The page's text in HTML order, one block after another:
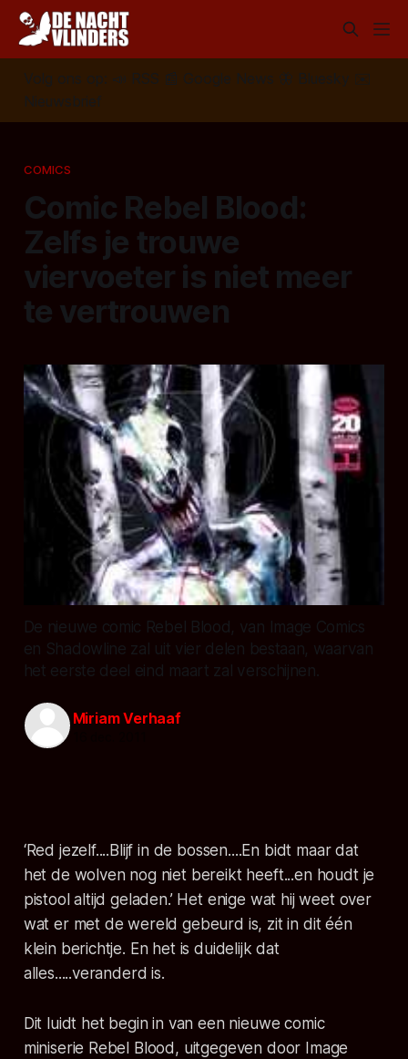
Volg ons op: 📣 RSS 📰 Google News 🦋 Bluesky
✉️
Nieuwsbrief
COMICS
Comic Rebel Blood:
Zelfs je trouwe
viervoeter is niet meer
te vertrouwen
De nieuwe comic Rebel Blood, van Image Comics
en Shadowline zal uit vier delen bestaan, waarvan
het eerste deel eind maart zal verschijnen.
Miriam Verhaaf
‘Red jezelf....Blijf in de bossen....En bidt maar dat
het de wolven nog niet bereikt heeft...en houdt je
pistool altijd geladen.’ Het enige wat hij weet over
wat er met de wereld gebeurd is, zit in dit één
klein berichtje. En het is duidelijk dat
alles.....veranderd is.
Dit luidt het begin in van een nieuwe comic
miniserie Rebel Blood, uitgegeven door Image